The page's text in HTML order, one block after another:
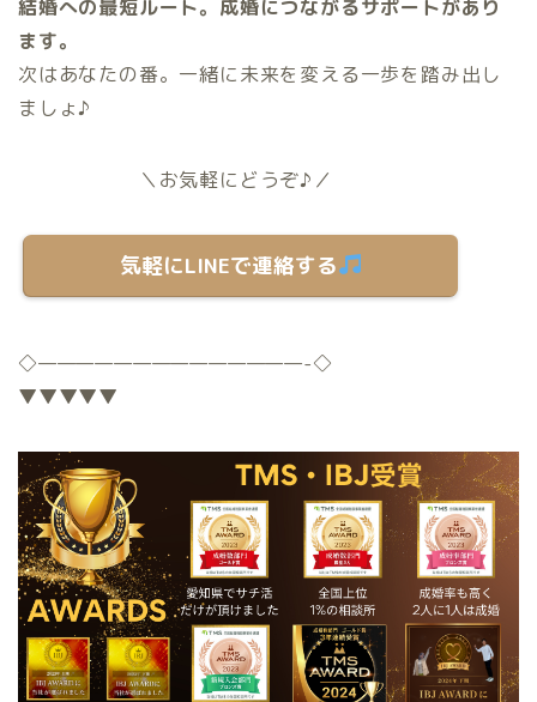
結婚への最短ルート。成婚につながるサポートがあり
ます。
次はあなたの番。一緒に未来を変える一歩を踏み出し
ましょ♪
＼お気軽にどうぞ♪／
気軽にLINEで連絡する
◇——————————————-◇
▼▼▼▼▼